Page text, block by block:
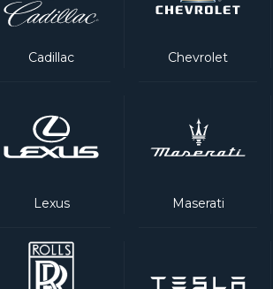
Cadillac Chevrolet
Lexus Maserati